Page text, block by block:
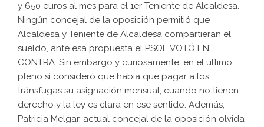
y 650 euros al mes para el 1er Teniente de Alcaldesa.
Ningún concejal de la oposición permitió que
Alcaldesa y Teniente de Alcaldesa compartieran el
sueldo, ante esa propuesta el PSOE VOTÓ EN
CONTRA. Sin embargo y curiosamente, en el último
pleno sí consideró que había que pagar a los
tránsfugas su asignación mensual, cuando no tienen
derecho y la ley es clara en ese sentido. Además,
Patricia Melgar, actual concejal de la oposición olvida